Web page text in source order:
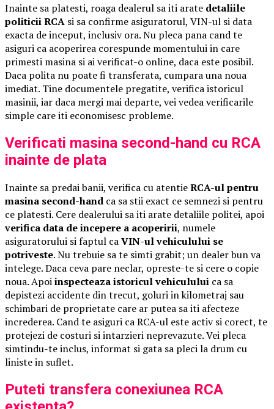
Inainte sa platesti, roaga dealerul sa iti arate detaliile
politicii RCA si sa confirme asiguratorul, VIN-ul si data
exacta de inceput, inclusiv ora. Nu pleca pana cand te
asiguri ca acoperirea corespunde momentului in care
primesti masina si ai verificat-o online, daca este posibil.
Daca polita nu poate fi transferata, cumpara una noua
imediat. Tine documentele pregatite, verifica istoricul
masinii, iar daca mergi mai departe, vei vedea verificarile
simple care iti economisesc probleme.
Verificati masina second-hand cu RCA
inainte de plata
Inainte sa predai banii, verifica cu atentieRCA-ul pentru
masina second-hand ca sa stii exact ce semnezi si pentru
ce platesti. Cere dealerului sa iti arate detaliile politei, apoi
verifica data de incepere a acoperirii, numele
asiguratorului si faptul caVIN-ul vehiculului se
potriveste. Nu trebuie sa te simti grabit; un dealer bun va
intelege. Daca ceva pare neclar, opreste-te si cere o copie
noua. Apoiinspecteaza istoricul vehiculului ca sa
depistezi accidente din trecut, goluri in kilometraj sau
schimbari de proprietate care ar putea sa iti afecteze
increderea. Cand te asiguri ca RCA-ul este activ si corect, te
protejezi de costuri si intarzieri neprevazute. Vei pleca
simtindu-te inclus, informat si gata sa pleci la drum cu
liniste in suflet.
Puteti transfera conexiunea RCA